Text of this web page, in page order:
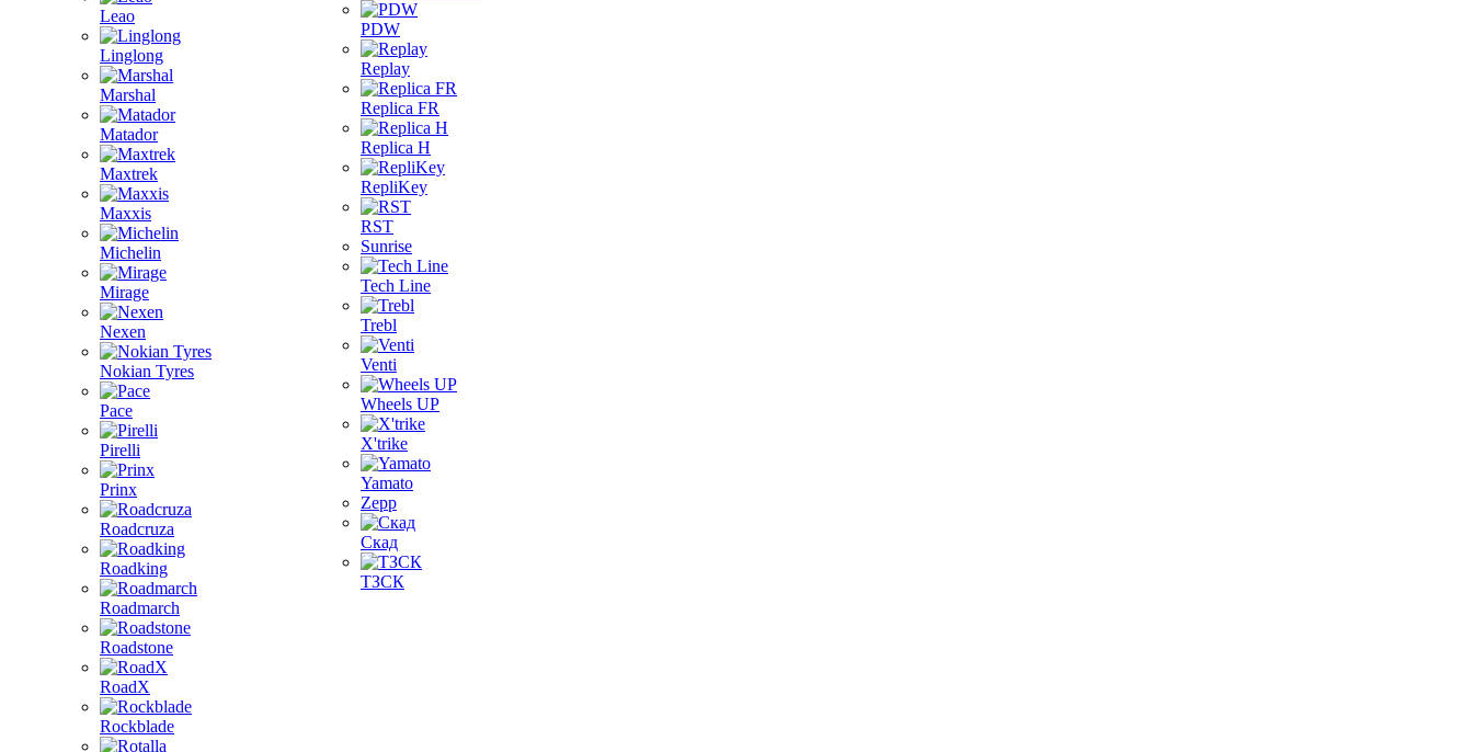
Leao
Linglong
Marshal
Matador
Maxtrek
Maxxis
Michelin
Mirage
Nexen
Nokian Tyres
Pace
Pirelli
Prinx
Roadcruza
Roadking
Roadmarch
Roadstone
RoadX
Rockblade
PDW
Replay
Replica FR
Replica H
RepliKey
RST
Sunrise
Tech Line
Trebl
Venti
Wheels UP
X'trike
Yamato
Zepp
Скад
ТЗСК